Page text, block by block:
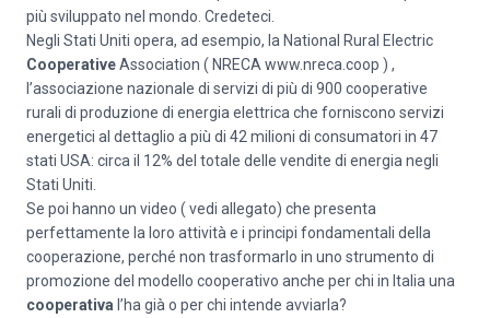
più sviluppato nel mondo. Credeteci.
Negli Stati Uniti opera, ad esempio, la National Rural Electric
CooperativeAssociation ( NRECA www.nreca.coop ) ,
l’associazione nazionale di servizi di più di 900 cooperative
rurali di produzione di energia elettrica che forniscono servizi
energetici al dettaglio a più di 42 milioni di consumatori in 47
stati USA: circa il 12% del totale delle vendite di energia negli
Stati Uniti.
Se poi hanno un video ( vedi allegato) che presenta
perfettamente la loro attività e i principi fondamentali della
cooperazione, perché non trasformarlo in uno strumento di
promozione del modello cooperativo anche per chi in Italia una
cooperativa l’ha già o per chi intende avviarla?